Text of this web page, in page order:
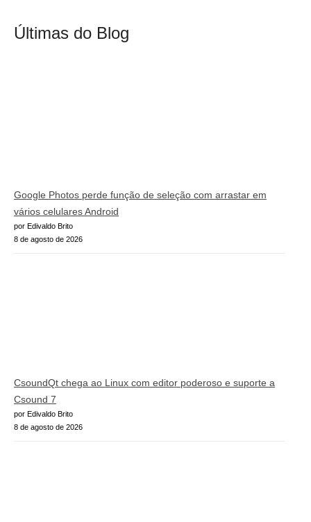
Últimas do Blog
Google Photos perde função de seleção com arrastar em
vários celulares Android
por Edivaldo Brito
8 de agosto de 2026
CsoundQt chega ao Linux com editor poderoso e suporte a
Csound 7
por Edivaldo Brito
8 de agosto de 2026